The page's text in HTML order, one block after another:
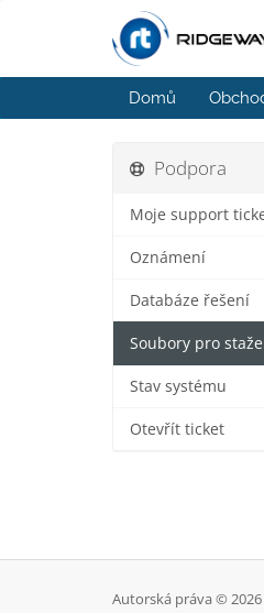
Domů
Podpora
Moje support
Oznámení
Databáze řešení
Soubory pro
Stav systému
Otevřít ticket
Autorská práva ©